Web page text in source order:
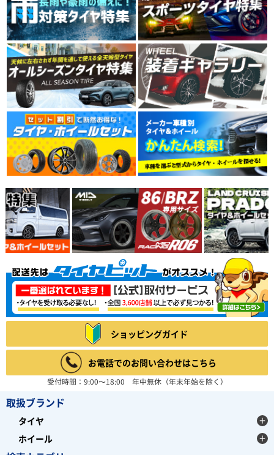
ショッピングガイド
お電話でのお問い合わせはこちら
受付時間：9:00～18:00 年中無休（年末年始を除く）
取扱ブランド
タイヤ
ホイール